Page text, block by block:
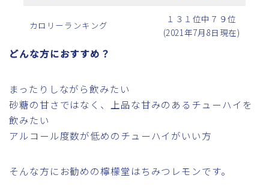
カロリーランキング
１３１位中７９位
(2021年7月8日現在)
どんな方におすすめ？
まったりしながら飲みたい
砂糖の甘さではなく、上品な甘みのあるチューハイを
飲みたい
アルコール度数が低めのチューハイがいい方
そんな方にお勧めの檸檬堂はちみつレモンです。